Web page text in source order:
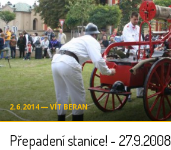
2.6.2014 ― VÍT BERAN
Přepadení stanice! - 27.9.2008